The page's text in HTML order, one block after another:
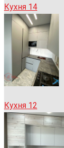
Кухня 14
Кухня 12